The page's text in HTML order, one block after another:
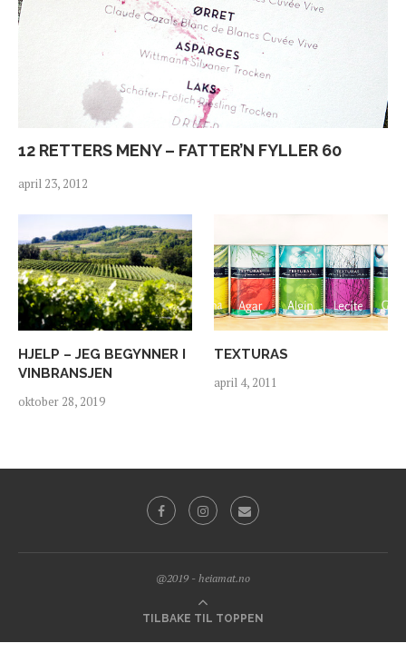
12 RETTERS MENY – FATTER’N FYLLER 60
april 23, 2012
HJELP – JEG BEGYNNER I
VINBRANSJEN
oktober 28, 2019
TEXTURAS
april 4, 2011
@2019 - heiamat.no
TILBAKE TIL TOPPEN